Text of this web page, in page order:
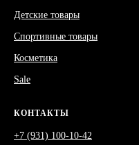
Детские товары
Спортивные товары
Косметика
Sale
КОНТАКТЫ
+7 (931) 100-10-42